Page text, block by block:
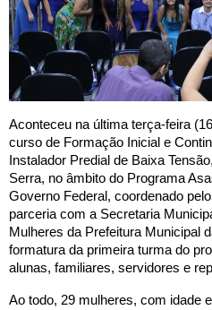
Aconteceu na última terça-feira
curso de Formação Inicial e
Instalador Predial de Baixa
Serra, no âmbito do Programa
Governo Federal, coordenado
parceria com a Secretaria
Mulheres da Prefeitura Municipal
formatura da primeira turma do
alunas, familiares, servidores e
Ao todo, 29 mulheres, com idade